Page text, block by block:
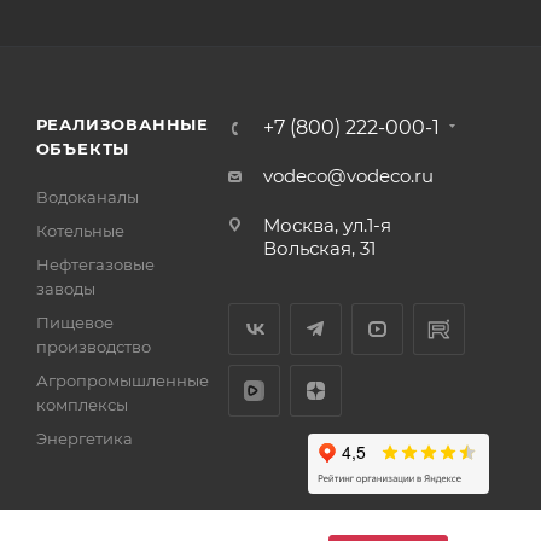
РЕАЛИЗОВАННЫЕ
ОБЪЕКТЫ
Водоканалы
Котельные
Нефтегазовые
заводы
Пищевое
производство
Агропромышленные
комплексы
Энергетика
+7 (800) 222-000-1
vodeco@vodeco.ru
Москва, ул.1-я
Вольская, 31